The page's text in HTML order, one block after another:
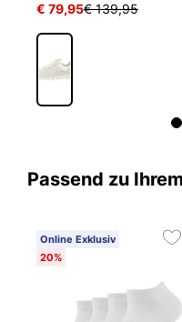
€ 79,95€ 139,95
Passend zu
Online Exklusiv
20%